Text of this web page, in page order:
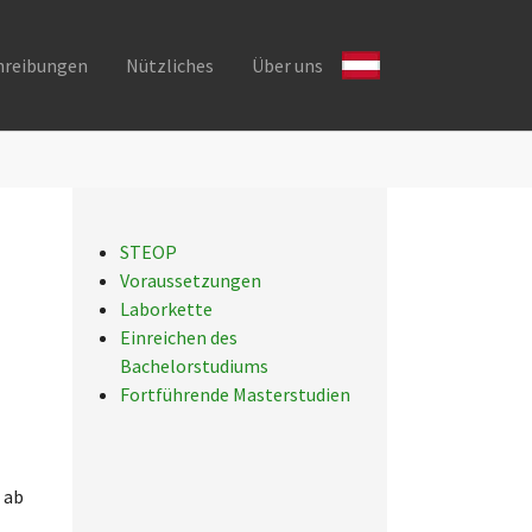
Nützliches Über uns
STEOP
Voraussetzungen
Laborkette
Einreichen des
Bachelorstudiums
Fortführende Masterstudien